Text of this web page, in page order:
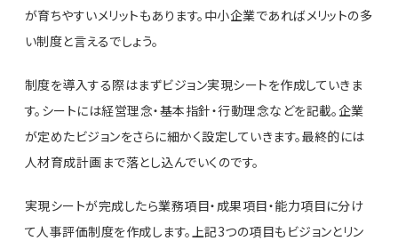
が育ちやすいメリットもあります。中小企業であればメリットの多
い制度と言えるでしょう。
制度を導入する際はまずビジョン実現シートを作成していきま
す。シートには経営理念・基本指針・行動理念などを記載。企業
が定めたビジョンをさらに細かく設定していきます。最終的には
人材育成計画まで落とし込んでいくのです。
実現シートが完成したら業務項目・成果項目・能力項目に分け
て人事評価制度を作成します。上記3つの項目もビジョンとリン